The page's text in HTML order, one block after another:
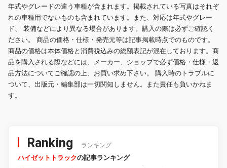
年式やグレードの違う車種が含まれます。掲載されている写真はそれぞ
れの車種用でないものも含まれています。また、対応は年式やグレー
ド、 装備などにより異なる場合があります。購入の際は必ずご確認く
ださい。 商品の価格・仕様・発売元等は記事掲載時点でのものです。
商品の価格は本体価格と消費税込みの総額表記が混在しております。商
品を購入される際などには、メーカー、ショップで必ず価格・仕様・返
品方法についてご確認の上、お買い求め下さい。 購入時のトラブルに
ついて、出版元・編集部は一切関知しません。また責任も負いかねま
す。
Ranking ランキング
ハイゼットトラックの記事ランキング